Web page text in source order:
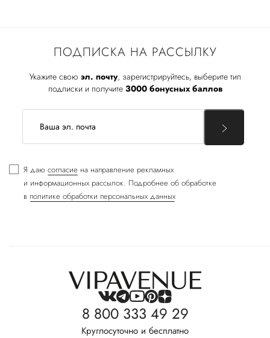
ПОДПИСКА НА РАССЫЛКУ
Укажите свою эл. почту, зарегистрируйтесь, выберите тип
подписки и получите 3000 бонусных баллов
Я даю согласие на направление рекламных
и информационных рассылок. Подробнее об обработке
в политике обработки персональных данных
8 800 333 49 29
Круглосуточно и бесплатно